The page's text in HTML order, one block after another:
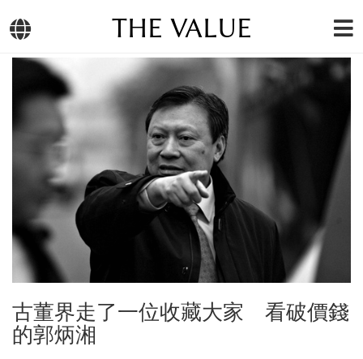
THE VALUE
古董界走了一位收藏大家 看破價錢
的郭炳湘